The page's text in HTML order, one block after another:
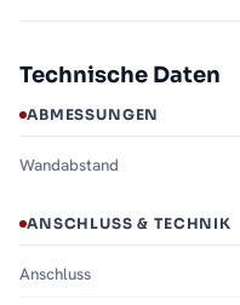
Technische Daten
ABMESSUNGEN
Wandabstand
ANSCHLUSS & TECHNIK
Anschluss